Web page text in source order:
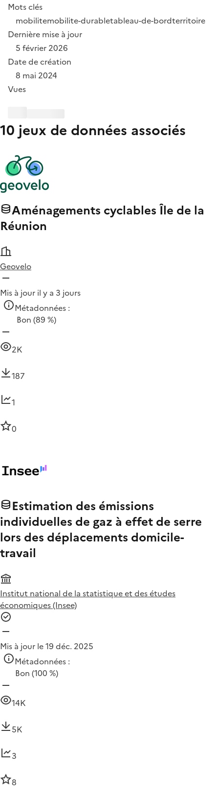
Mots clés
mobilitemobilite-durabletableau-de-bordterritoire
Dernière mise à jour
5 février 2026
Date de création
8 mai 2024
Vues
10 jeux de données associés
Aménagements cyclables Île de la
Réunion
Geovelo
Mis à jour il y a 3 jours
Métadonnées :
Bon (89 %)
2K
187
1
0
Estimation des émissions
individuelles de gaz à effet de serre
lors des déplacements domicile-
travail
Institut national de la statistique et des études
économiques (Insee)
Mis à jour le 19 déc. 2025
Métadonnées :
Bon (100 %)
14K
5K
3
8